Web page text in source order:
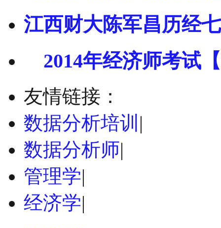
江西财大陈军昌历经
2014年经济师考试【
友情链接：
数据分析培训 |
数据分析师|
管理学|
经济学|